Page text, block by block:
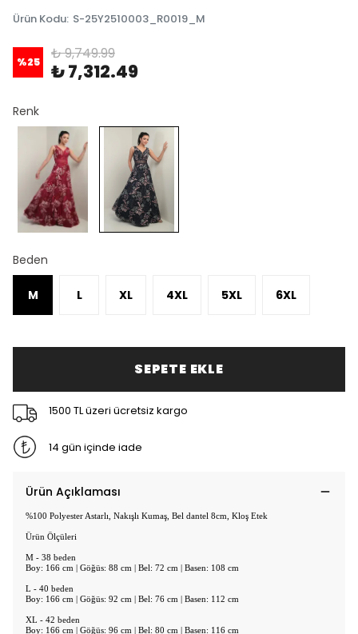
Ürün Kodu: S-25Y2510003_R0019_M
%25 ₺ 9,749.99
₺ 7,312.49
Renk
Beden
M L XL 4XL 5XL 6XL
SEPETE EKLE
1500 TL üzeri ücretsiz kargo
14 gün içinde iade
Ürün Açıklaması
%100 Polyester Astarlı, Nakışlı Kumaş, Bel dantel 8cm, Kloş Etek
Ürün Ölçüleri
M - 38 beden
Boy: 166 cm | Göğüs: 88 cm | Bel: 72 cm | Basen: 108 cm
L - 40 beden
Boy: 166 cm | Göğüs: 92 cm | Bel: 76 cm | Basen: 112 cm
XL - 42 beden
Boy: 166 cm | Göğüs: 96 cm | Bel: 80 cm | Basen: 116 cm